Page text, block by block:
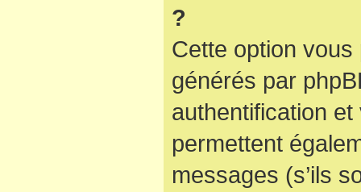
?
Cette option vous
générés par
authentification
permettent
messages (s’ils